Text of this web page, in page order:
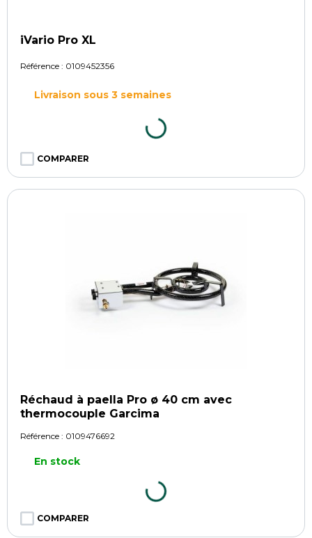
iVario Pro XL
Référence : 0109452356
Livraison sous 3 semaines
COMPARER
Réchaud à paella Pro ø 40 cm avec
thermocouple Garcima
Référence : 0109476692
En stock
COMPARER